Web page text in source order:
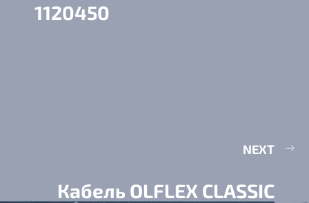
1120450
NEXT
Кабель OLFLEX CLASSIC